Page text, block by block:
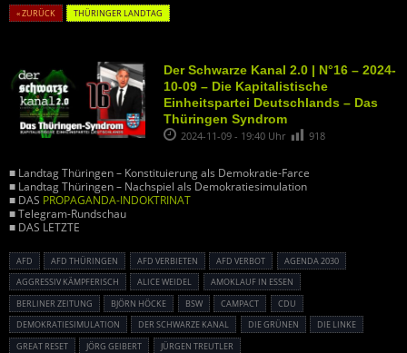
« ZURÜCK
THÜRINGER LANDTAG
Der Schwarze Kanal 2.0 | N°16 – 2024-
10-09 – Die Kapitalistische
Einheitspartei Deutschlands – Das
Thüringen Syndrom
2024-11-09 - 19:40 Uhr 918
■ Landtag Thüringen – Konstituierung als Demokratie-Farce
■ Landtag Thüringen – Nachspiel als Demokratiesimulation
■ DAS PROPAGANDA-INDOKTRINAT
■ Telegram-Rundschau
■ DAS LETZTE
AFD AFD THÜRINGEN AFD VERBIETEN AFD VERBOT
AGENDA 2030
AGGRESSIV KÄMPFERISCH
ALICE WEIDEL
AMOKLAUF IN ESSEN
BERLINER ZEITUNG
BJÖRN HÖCKE BSW CAMPACT
CDU
DEMOKRATIESIMULATION
DER SCHWARZE KANAL DIE GRÜNEN
DIE LINKE
GREAT RESET
JÖRG GEIBERT
JÜRGEN TREUTLER